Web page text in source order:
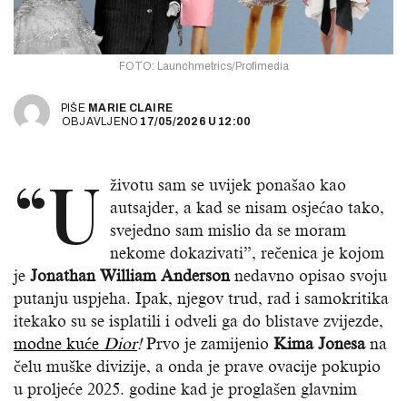
FOTO: Launchmetrics/Profimedia
PIŠE MARIE CLAIRE
OBJAVLJENO 17/05/2026 U 12:00
“U životu sam se uvijek ponašao kao
autsajder, a kad se nisam osjećao tako,
svejedno sam mislio da se moram
nekome dokazivati”, rečenica je kojom
je Jonathan William Andersonnedavno opisao svoju
putanju uspjeha. Ipak, njegov trud, rad i samokritika
itekako su se isplatili i odveli ga do blistave zvijezde,
modne kuće Dior!Prvo je zamijenio Kima Jonesana
čelu muške divizije, a onda je prave ovacije pokupio
u proljeće 2025. godine kad je proglašen glavnim